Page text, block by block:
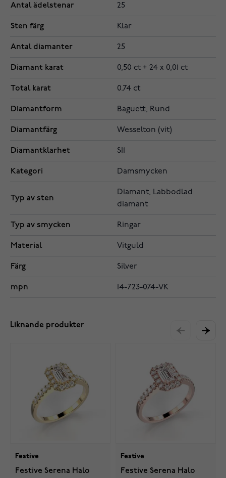
Antal ädelstenar 25
Sten färg Klar
Antal diamanter 25
Diamant karat 0,50 ct + 24 x 0,01 ct
Total karat 0.74 ct
Diamantform Baguett, Rund
Diamantfärg Wesselton (vit)
Diamantklarhet SI1
Kategori Damsmycken
Typ av sten
Diamant, Labbodlad
diamant
Typ av smycken Ringar
Material Vitguld
Färg Silver
mpn 14-723-074-VK
Liknande produkter
Festive
Festive Serena Halo
Festive
Festive Serena Halo